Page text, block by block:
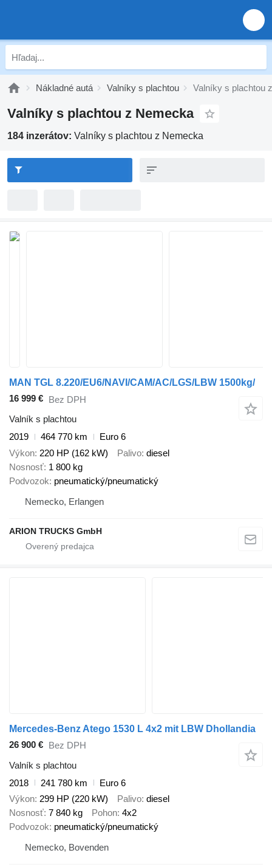
Nákladné autá Valníky s plachtou Valníky s plachtou
Valníky s plachtou z Nemecka
184 inzerátov: Valníky s plachtou z Nemecka
MAN TGL 8.220/EU6/NAVI/CAM/AC/LGS/LBW 1500kg/
16 999 € Bez DPH
Valník s plachtou
2019
464 770 km
Euro 6
Výkon 220 HP (162 kW) Palivo diesel
Nosnosť 1 800 kg
Podvozok pneumatický/pneumatický
Nemecko, Erlangen
ARION TRUCKS GmbH
Mercedes-Benz Atego 1530 L 4x2 mit LBW Dhollandia
26 900 € Bez DPH
Valník s plachtou
2018
241 780 km
Euro 6
Výkon 299 HP (220 kW) Palivo diesel
Nosnosť 7 840 kg Pohon 4x2
Podvozok pneumatický/pneumatický
Nemecko, Bovenden